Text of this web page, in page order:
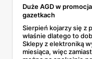
Duże AGD w
gazetkach
Sierpień kojarzy się z
właśnie dlatego to
Sklepy z elektroniką
miesiąca, więc